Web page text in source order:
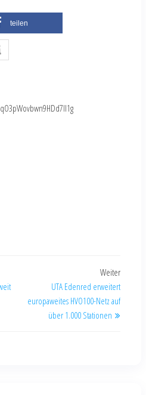
teilen
Weiter
UTA Edenred erweitert
europaweites HVO100-Netz auf
über 1.000 Stationen